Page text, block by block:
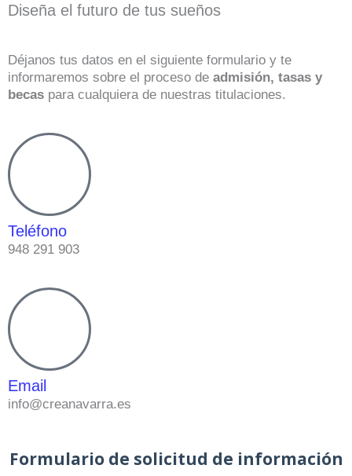
Diseña el futuro de tus sueños
Déjanos tus datos en el siguiente formulario y te
informaremos sobre el proceso de admisión, tasas y
becas para cualquiera de nuestras titulaciones.
Teléfono
948 291 903
Email
info@creanavarra.es